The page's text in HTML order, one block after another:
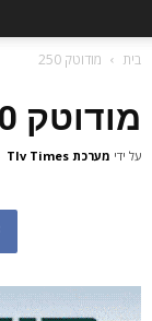
בית מודוטק 250
מודוטק 250
על ידי מערכת Tlv Times